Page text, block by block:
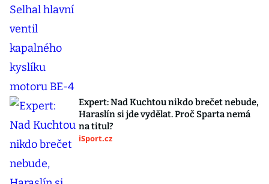
Expert: Nad Kuchtou nikdo brečet nebude,
Haraslín si jde vydělat. Proč Sparta nemá
na titul?
iSport.cz